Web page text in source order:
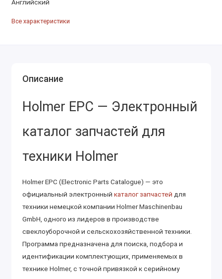
Английский
Все характеристики
Описание
Holmer EPC — Электронный
каталог запчастей для
техники Holmer
Holmer EPC (Electronic Parts Catalogue) — это
официальный электронный каталог запчастей для
техники немецкой компании Holmer Maschinenbau
GmbH, одного из лидеров в производстве
свеклоуборочной и сельскохозяйственной техники.
Программа предназначена для поиска, подбора и
идентификации комплектующих, применяемых в
технике Holmer, с точной привязкой к серийному